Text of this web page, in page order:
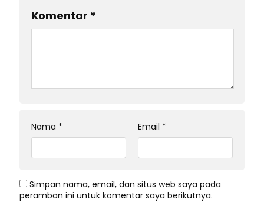
Komentar *
Nama * Email *
Simpan nama, email, dan situs web saya pada
peramban ini untuk komentar saya berikutnya.